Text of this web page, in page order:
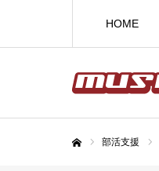
HOME
部活支援